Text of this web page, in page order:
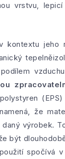
vrstvu,
jeho
že
výrobek.
být
spočívá